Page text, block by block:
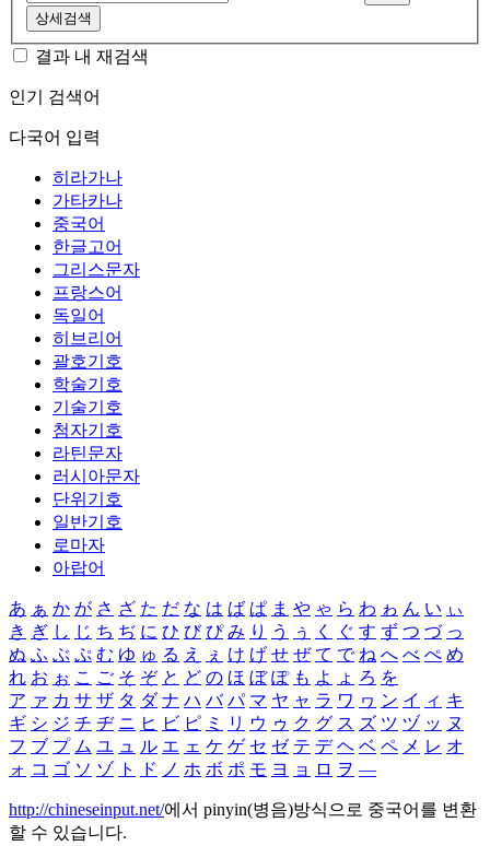
상세검색
결과 내 재검색
인기 검색어
다국어 입력
히라가나
가타카나
중국어
한글고어
그리스문자
프랑스어
독일어
히브리어
괄호기호
학술기호
기술기호
첨자기호
라틴문자
러시아문자
단위기호
일반기호
로마자
아랍어
あ ぁ か が さ ざ た だ な は ば ぱ ま や ゃ ら わ ゎ ん い ぃ
き ぎ し じ ち ぢ に ひ び ぴ み り う ぅ く ぐ す ず つ づ っ
ぬ ふ ぶ ぷ む ゆ ゅ る え ぇ け げ せ ぜ て で ね へ べ ぺ め
れ お ぉ こ ご そ ぞ と ど の ほ ぼ ぽ も よ ょ ろ を
ア ァ カ サ ザ タ ダ ナ ハ バ パ マ ヤ ャ ラ ワ ヮ ン イ ィ キ
ギ シ ジ チ ヂ ニ ヒ ビ ピ ミ リ ウ ゥ ク グ ス ズ ツ ヅ ッ ヌ
フ ブ プ ム ユ ュ ル エ ェ ケ ゲ セ ゼ テ デ ヘ ベ ペ メ レ オ
ォ コ ゴ ソ ゾ ト ド ノ ホ ボ ポ モ ヨ ョ ロ ヲ ―
http://chineseinput.net/에서 pinyin(병음)방식으로 중국어를 변환
할 수 있습니다.